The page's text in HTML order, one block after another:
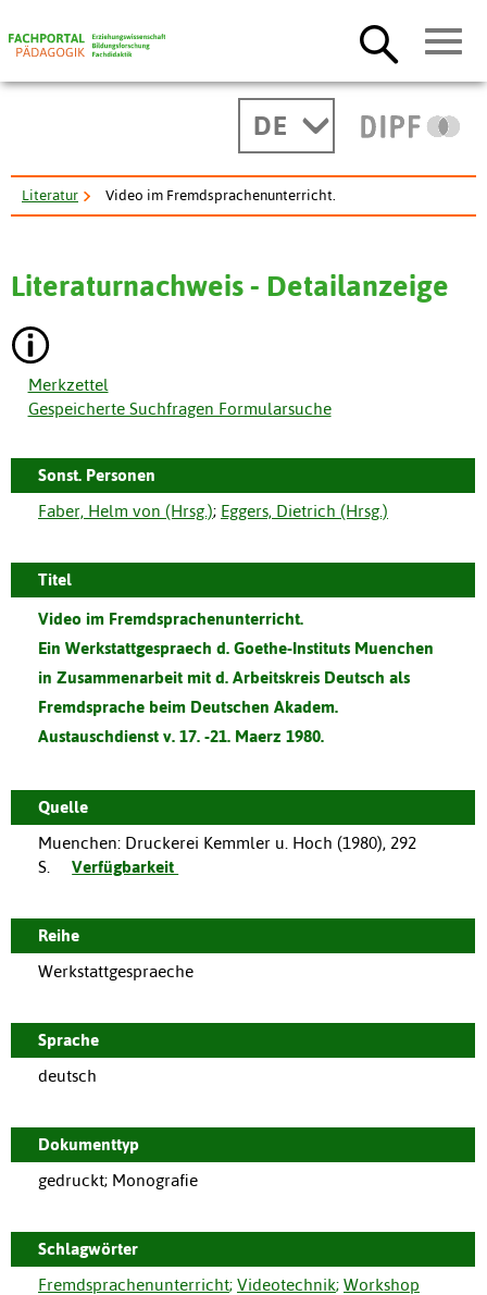
DE
Literatur Video im Fremdsprachenunterricht.
Literaturnachweis - Detailanzeige
Merkzettel
Gespeicherte Suchfragen Formularsuche
Sonst. Personen
Faber, Helm von (Hrsg.); Eggers, Dietrich (Hrsg.)
Titel
Video im Fremdsprachenunterricht.
Ein Werkstattgespraech d. Goethe-Instituts Muenchen
in Zusammenarbeit mit d. Arbeitskreis Deutsch als
Fremdsprache beim Deutschen Akadem.
Austauschdienst v. 17. -21. Maerz 1980.
Quelle
Muenchen: Druckerei Kemmler u. Hoch (1980), 292
S.
Verfügbarkeit
Reihe
Werkstattgespraeche
Sprache
deutsch
Dokumenttyp
gedruckt; Monografie
Schlagwörter
Fremdsprachenunterricht; Videotechnik; Workshop